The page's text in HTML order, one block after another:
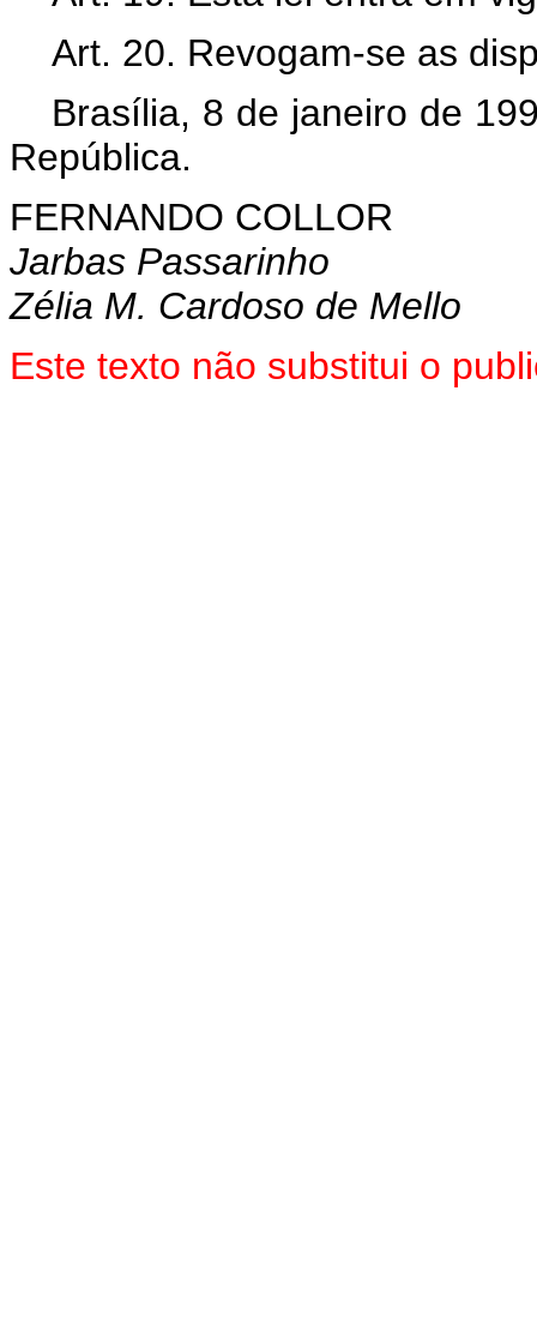
Art. 20. Revogam-se as
Brasília, 8 de janeiro de
República.
FERNANDO COLLOR
Jarbas Passarinho
Zélia M. Cardoso de Mello
Este texto não substitui o